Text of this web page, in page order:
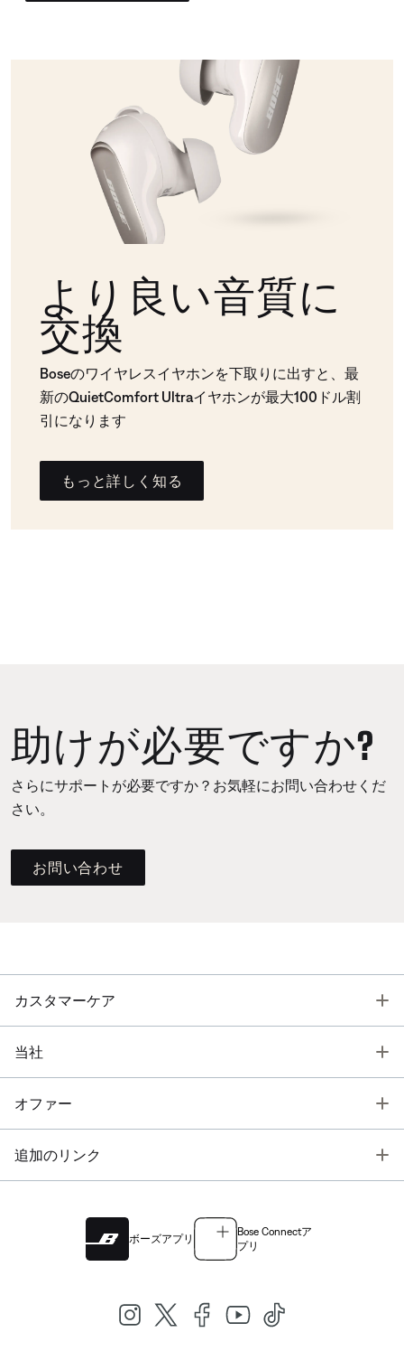
より良い音質に
交換
Boseのワイヤレスイヤホンを下取りに出すと、最
新のQuietComfort Ultraイヤホンが最大100ドル割
引になります
もっと詳しく知る
助けが必要ですか?
さらにサポートが必要ですか？お気軽にお問い合わせくだ
さい。
お問い合わせ
カスタマーケア
当社
オファー
追加のリンク
ボーズアプリ
Bose Connectア
プリ